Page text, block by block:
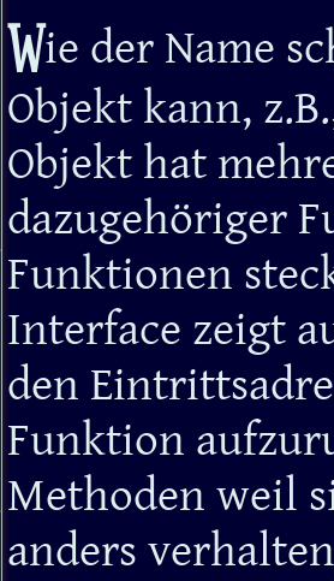
Wie der Name
Objekt kann,
Objekt hat
dazugehöriger
Funktionen
Interface zeigt
den
Funktion
Methoden weil
anders